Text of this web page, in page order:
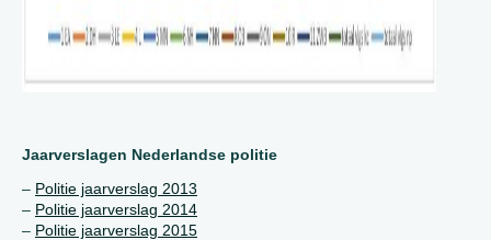
Jaarverslagen Nederlandse politie
– Politie jaarverslag 2013
– Politie jaarverslag 2014
– Politie jaarverslag 2015